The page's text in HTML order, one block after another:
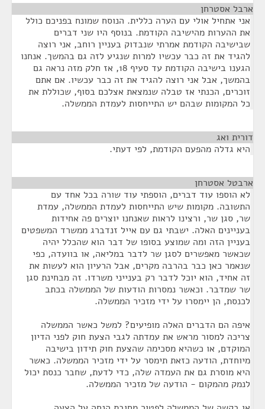
ארבל אסטרחן
אני אתחיל אולי עם הערה כללית. הנוסח שמונח בפניכם כולל
את ההערות מהישיבה הקודמת. בנוסף היו שני דברים
שבישיבה הקודמת אמרתי שנבדוק בעניין רוחב, אני רוצה
להגיד את זה כבר עכשיו למרות שנגיע לזה גם בהמשך. אנחנו
הגענו בישיבה הקודמת עד סעיף 18, אז חלק מזה נראה גם
בהמשך, אבל אני רוצה להגיד את זה כבר עכשיו. אם אתם
זוכרים, הכנתי אז טבלה שנמצאת אצלכם בסוף, שכוללת את
כל המקומות שבהם יש התייחסות לעמדת הממשלה.
דורית ואג
היא גדלה מהפעם הקודמת, לפי דעתי.
ארבטל אסטרחן
לא הוספו עוד דברים, הוספתי עוד שורה בכל אחד עם
התשובה. מקומות שיש התייחסות לעמדת הממשלה, עמדת
שר, סגן שר, ורצינו לראות שאנחנו יוצרים פה אחידות
בעניינים האלה. ישבתי גם עם אייל זנדברג ממשרד המשפטים
בעניין הזה ומה שמוצע בסופו של דבר הוא שהכלל יהיה
שכאשר מאפשרים לסגן שר לדבר במליאה, או בוועדה, כפי
שנאמר כאן כבר בהרבה מקרים, אבל הרעיון הוא לעשות את
זה אחיד, הוא יוכל לדבר רק בענייני משרדו. זה מבחינת סגן
שר שמדבר. וכאשר נמסרות הודעות של הממשלה בכתב
לכנסת, הן יימסרו על ידי מזכיר הממשלה.
איפה הם הדברים האלה מופיעים? למשל כאשר הממשלה
צריכה למסור מראש את עמדתה לגבי הצעת חוק לפני הדיון
המוקדם, או כשהיא מסכימה שהצעת חוק תידון בישיבה
מיוחדת, הודעה כזאת תימסר על ידי מזכיר הממשלה. כאשר
היא מוסרת גם את העמדה שלה, כדי לדעת, שחבר כנסת יכול
לנמק מהמקום - הודעה של מזכיר הממשלה.